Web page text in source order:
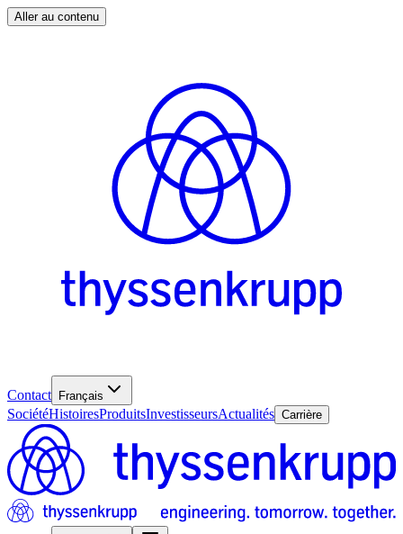
Aller au contenu
Contact Français
SociétéHistoiresProduitsInvestisseursActualités Carrière